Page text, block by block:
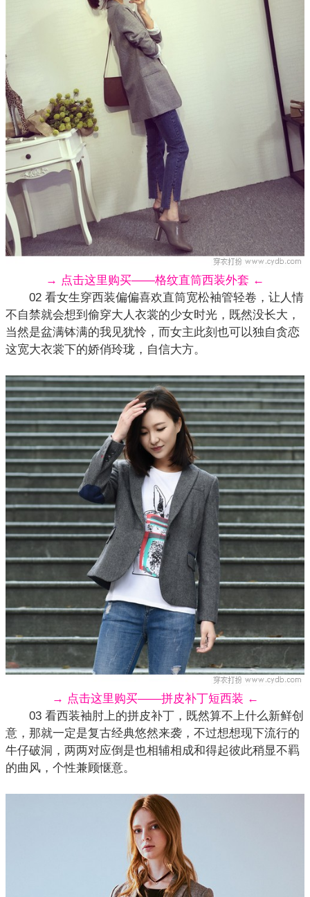
→ 点击这里购买——格纹直筒西装外套 ←
02 看女生穿西装偏偏喜欢直筒宽松袖管轻卷，让人情
不自禁就会想到偷穿大人衣裳的少女时光，既然没长大，
当然是盆满钵满的我见犹怜，而女主此刻也可以独自贪恋
这宽大衣裳下的娇俏玲珑，自信大方。
→ 点击这里购买——拼皮补丁短西装 ←
03 看西装袖肘上的拼皮补丁，既然算不上什么新鲜创
意，那就一定是复古经典悠然来袭，不过想想现下流行的
牛仔破洞，两两对应倒是也相辅相成和得起彼此稍显不羁
的曲风，个性兼顾惬意。